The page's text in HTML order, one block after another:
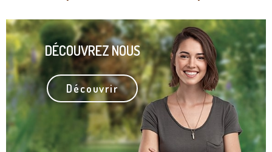
DÉCOUVREZ NOUS
Découvrir